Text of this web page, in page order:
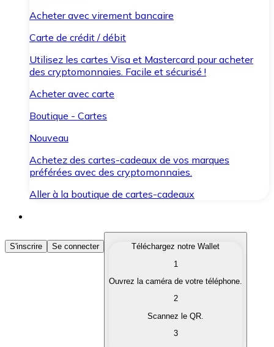
Acheter avec virement bancaire
Carte de crédit / débit
Utilisez les cartes Visa et Mastercard pour acheter
des cryptomonnaies. Facile et sécurisé !
Acheter avec carte
Boutique - Cartes
Nouveau
Achetez des cartes-cadeaux de vos marques
préférées avec des cryptomonnaies.
Aller à la boutique de cartes-cadeaux
Acheter des Cryptomonnaies
Achetez les cryptomonnaies qui vous intéressent
Convertissez vos cryptomonnaies en monnaie
S'inscrire Se connecter
Téléchargez notre Wallet
1
Ouvrez la caméra de votre téléphone.
2
Scannez le QR.
3